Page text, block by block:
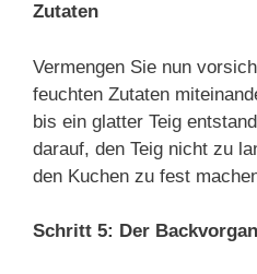
Zutaten
Vermengen Sie nun
feuchten Zutaten
bis ein glatter Teig
darauf, den Teig nicht zu
den Kuchen zu fest
Schritt 5: Der